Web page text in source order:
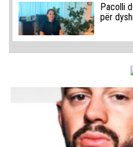
Pacolli
për